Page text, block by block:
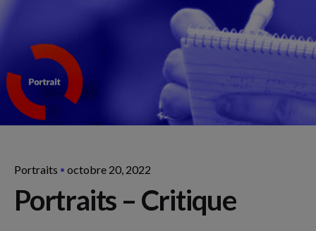
Portraits octobre 20, 2022
Portraits – Critique